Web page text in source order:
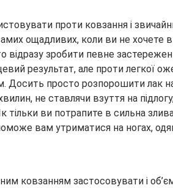
проти ковзання і
ощадливих, коли ви не хочете
відразу зробити певне
результат, але проти легкої
Досить просто розпорошити лак
не ставлячи взуття на
тільки ви потрапите в сильна
вам утриматися на ногах,
ковзанням застосовувати і